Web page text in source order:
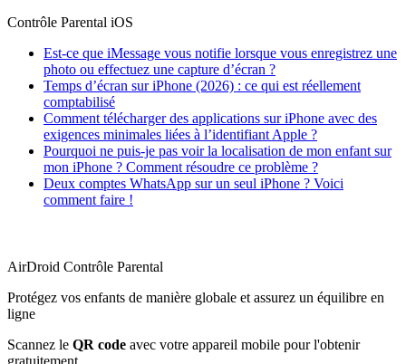
Contrôle Parental iOS
Est-ce que iMessage vous notifie lorsque vous enregistrez une
photo ou effectuez une capture d’écran ?
Temps d’écran sur iPhone (2026) : ce qui est réellement
comptabilisé
Comment télécharger des applications sur iPhone avec des
exigences minimales liées à l’identifiant Apple ?
Pourquoi ne puis-je pas voir la localisation de mon enfant sur
mon iPhone ? Comment résoudre ce problème ?
Deux comptes WhatsApp sur un seul iPhone ? Voici
comment faire !
AirDroid Contrôle Parental
Protégez vos enfants de manière globale et assurez un équilibre en
ligne
Scannez le QR code avec votre appareil mobile pour l'obtenir
gratuitement